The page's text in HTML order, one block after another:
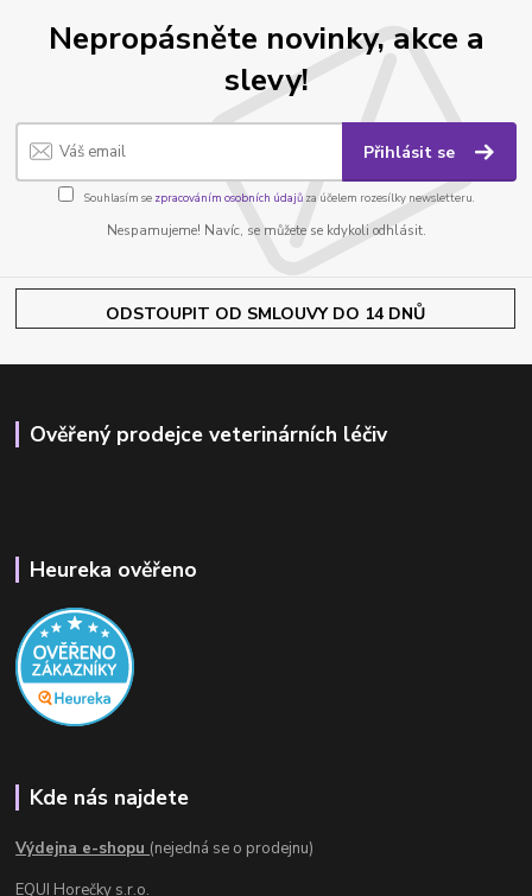
Nepropásněte novinky, akce a
slevy!
Přihlásit se
Souhlasím se zpracováním osobních údajůza účelem rozesílky newsletteru.
Nespamujeme! Navíc, se můžete se kdykoli odhlásit.
ODSTOUPIT OD SMLOUVY DO 14 DNŮ
Ověřený prodejce veterinárních léčiv
Heureka ověřeno
Kde nás najdete
Výdejna e-shopu (nejedná se o prodejnu)
EQUI Horečky s.r.o.